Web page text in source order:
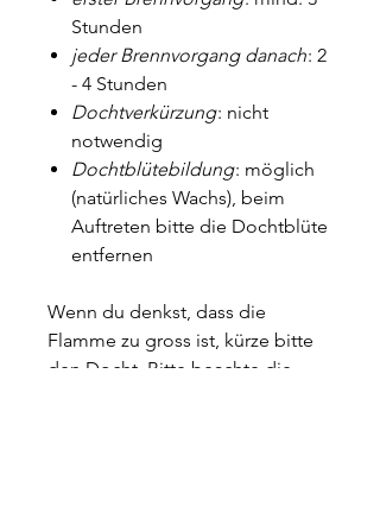
Stunden
jeder Brennvorgang danach: 2
- 4 Stunden
Dochtverkürzung: nicht
notwendig
Dochtblütebildung: möglich
(natürliches Wachs), beim
Auftreten bitte die Dochtblüte
entfernen
Wenn du denkst, dass die
Flamme zu gross ist, kürze bitte
den Docht. Bitte beachte die